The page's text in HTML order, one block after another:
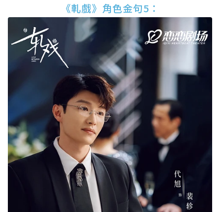
《軋戲》角色金句5：